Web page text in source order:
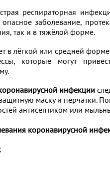
респираторная
опасное заболевание,
так и в тяжёлой форме.
в лёгкой или средней
которые могут
инфекции
маску и перчатки.
антисептиком или
коронавирусной